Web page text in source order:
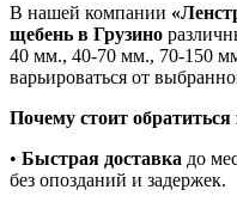
В нашей компании
щебень в Грузино
40 мм., 40-70 мм., 70-150
варьироваться от
Почему стоит
• Быстрая доставка до
без опозданий и задержек.